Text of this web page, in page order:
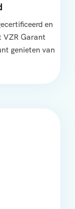
en
VZR Garant
genieten van